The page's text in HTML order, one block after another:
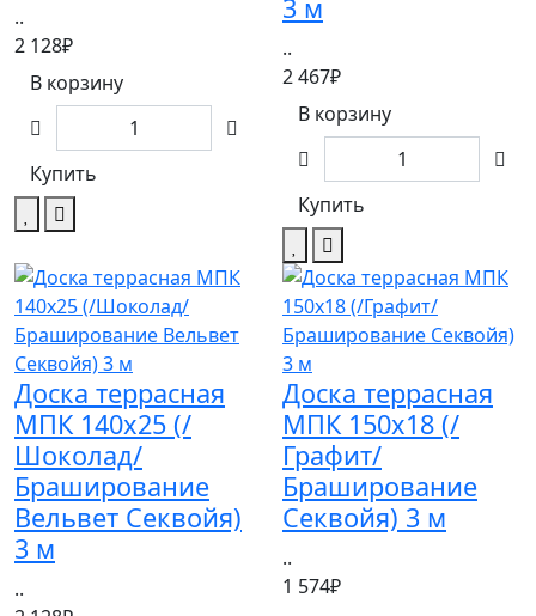
..
2 128₽
В корзину
Купить
3 м
..
2 467₽
В корзину
Купить
Доска террасная
МПК 140х25 (/
Шоколад/
Браширование
Вельвет Секвойя)
3 м
..
Доска террасная
МПК 150х18 (/
Графит/
Браширование
Секвойя) 3 м
..
1 574₽